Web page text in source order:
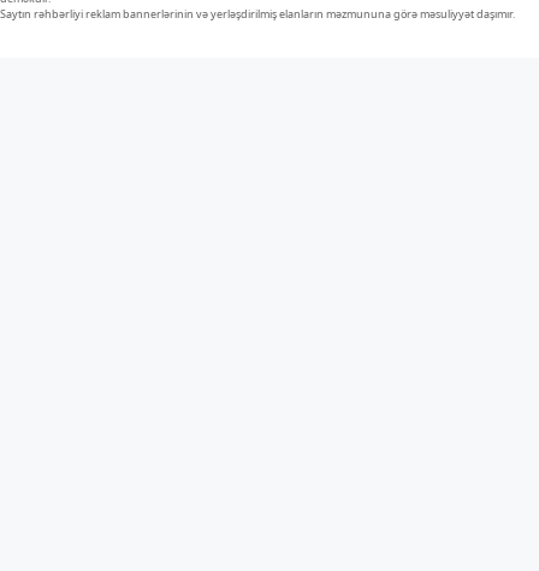
Saytın rəhbərliyi reklam bannerlərinin və yerləşdirilmiş elanların məzmununa görə məsuliyyət daşımır.